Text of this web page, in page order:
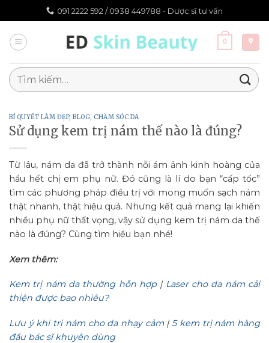
đến
nội
dung
091 2222 592 / 0938 449788 - Dược sĩ tư vấn
0
Tìm
kiếm:
BÍ QUYẾT LÀM ĐẸP,BLOG,CHĂM SÓC DA
Sử dụng kem trị nám thế nào là đúng?
Từ lâu, nám da đã trở thành nỗi ám ảnh kinh hoàng của
hầu hết chị em phụ nữ. Đó cũng là lí do bạn “cấp tốc”
tìm các phương pháp điều trị với mong muốn sạch nám
thật nhanh, thật hiệu quả. Nhưng kết quả mang lại khiến
nhiều phụ nữ thất vọng, vậy sử dụng kem trị nám da thế
nào là đúng? Cùng tìm hiểu bạn nhé!
Xem thêm:
Kem trị nám da thường hỗn hợp| Laser cho da nám cải
thiện được bao nhiêu?
Lưu ý khi trị nám cho da nhạy cảm|5 kem trị nám hàng
đầu bác sĩ khuyên dùng